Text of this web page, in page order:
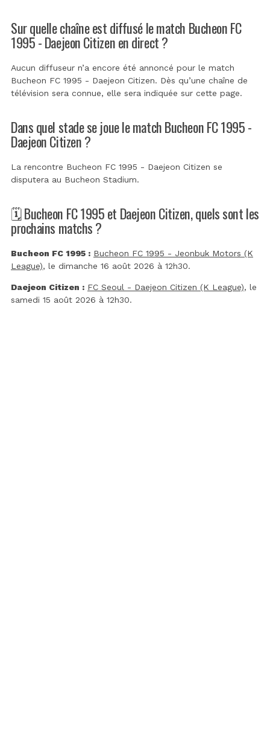
Sur quelle chaîne est diffusé le match Bucheon FC
1995 - Daejeon Citizen en direct ?
Aucun diffuseur n’a encore été annoncé pour le match
Bucheon FC 1995 - Daejeon Citizen. Dès qu’une chaîne de
télévision sera connue, elle sera indiquée sur cette page.
Dans quel stade se joue le match Bucheon FC 1995 -
Daejeon Citizen ?
La rencontre Bucheon FC 1995 - Daejeon Citizen se
disputera au Bucheon Stadium.
🗓️ Bucheon FC 1995 et Daejeon Citizen, quels sont les
prochains matchs ?
Bucheon FC 1995 : Bucheon FC 1995 - Jeonbuk Motors (K
League), le dimanche 16 août 2026 à 12h30.
Daejeon Citizen : FC Seoul - Daejeon Citizen (K League), le
samedi 15 août 2026 à 12h30.